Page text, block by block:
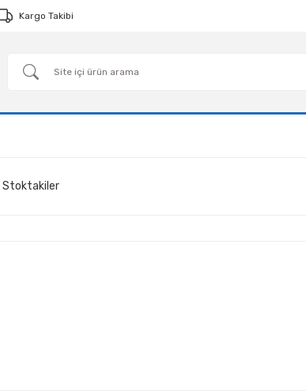
Kargo Takibi
Stoktakiler